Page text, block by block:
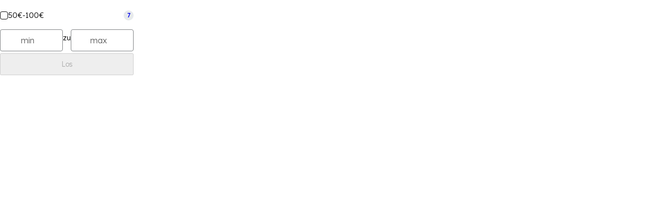
50€-100€ 7
zu
Los